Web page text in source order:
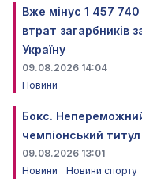
Вже мінус 1 457 740
втрат загарбників
Україну
09.08.2026 14:04
Новини
Бокс.
чемпіонський титул
09.08.2026 13:01
Новини
Новини спорту